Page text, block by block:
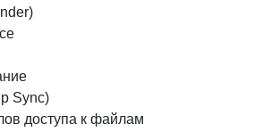
Sync)
доступа к файлам